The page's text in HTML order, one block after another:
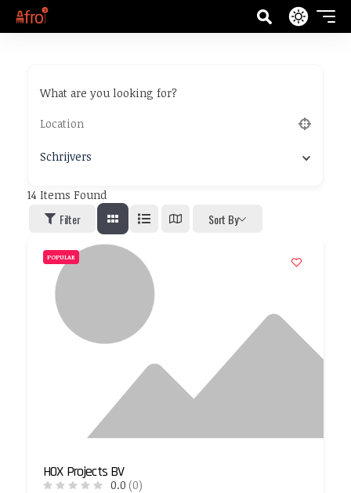
What are you looking for?
Schrijvers
14 Items Found
Filter Sort By
POPULAR
HOX Projects BV
0.0 (0)